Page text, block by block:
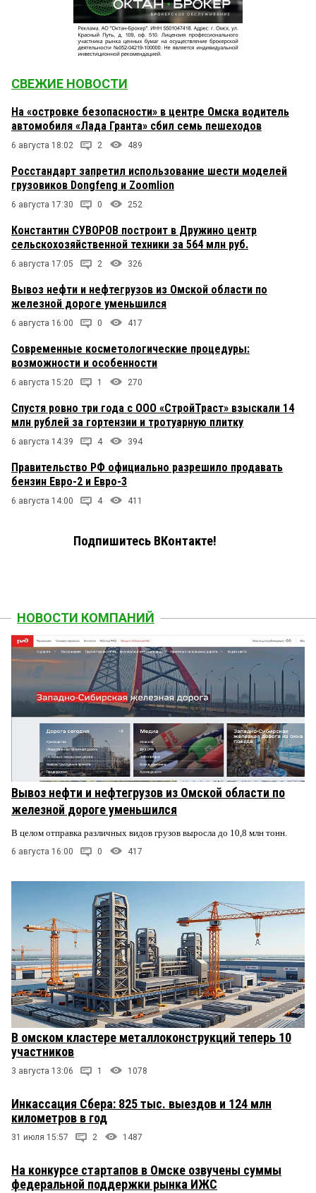
СВЕЖИЕ НОВОСТИ
На «островке безопасности» в центре Омска водитель
автомобиля «Лада Гранта» сбил семь пешеходов
6 августа 18:02 2 489
Росстандарт запретил использование шести моделей
грузовиков Dongfeng и Zoomlion
6 августа 17:30 0 252
Константин СУВОРОВ построит в Дружино центр
сельскохозяйственной техники за 564 млн руб.
6 августа 17:05 2 326
Вывоз нефти и нефтегрузов из Омской области по
железной дороге уменьшился
6 августа 16:00 0 417
Современные косметологические процедуры:
возможности и особенности
6 августа 15:20 1 270
Спустя ровно три года с ООО «СтройТраст» взыскали 14
млн рублей за гортензии и тротуарную плитку
6 августа 14:39 4 394
Правительство РФ официально разрешило продавать
бензин Евро-2 и Евро-3
6 августа 14:00 4 411
Подпишитесь ВКонтакте!
НОВОСТИ КОМПАНИЙ
Вывоз нефти и нефтегрузов из Омской области по
железной дороге уменьшился
В целом отправка различных видов грузов выросла до 10,8 млн тонн.
6 августа 16:00 0 417
В омском кластере металлоконструкций теперь 10
участников
3 августа 13:06 1 1078
Инкассация Сбера: 825 тыс. выездов и 124 млн
километров в год
31 июля 15:57 2 1487
На конкурсе стартапов в Омске озвучены суммы
федеральной поддержки рынка ИЖС